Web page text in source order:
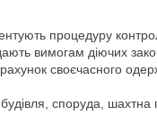
процедуру
вимогам діючих
своєчасного
споруда, шахтна